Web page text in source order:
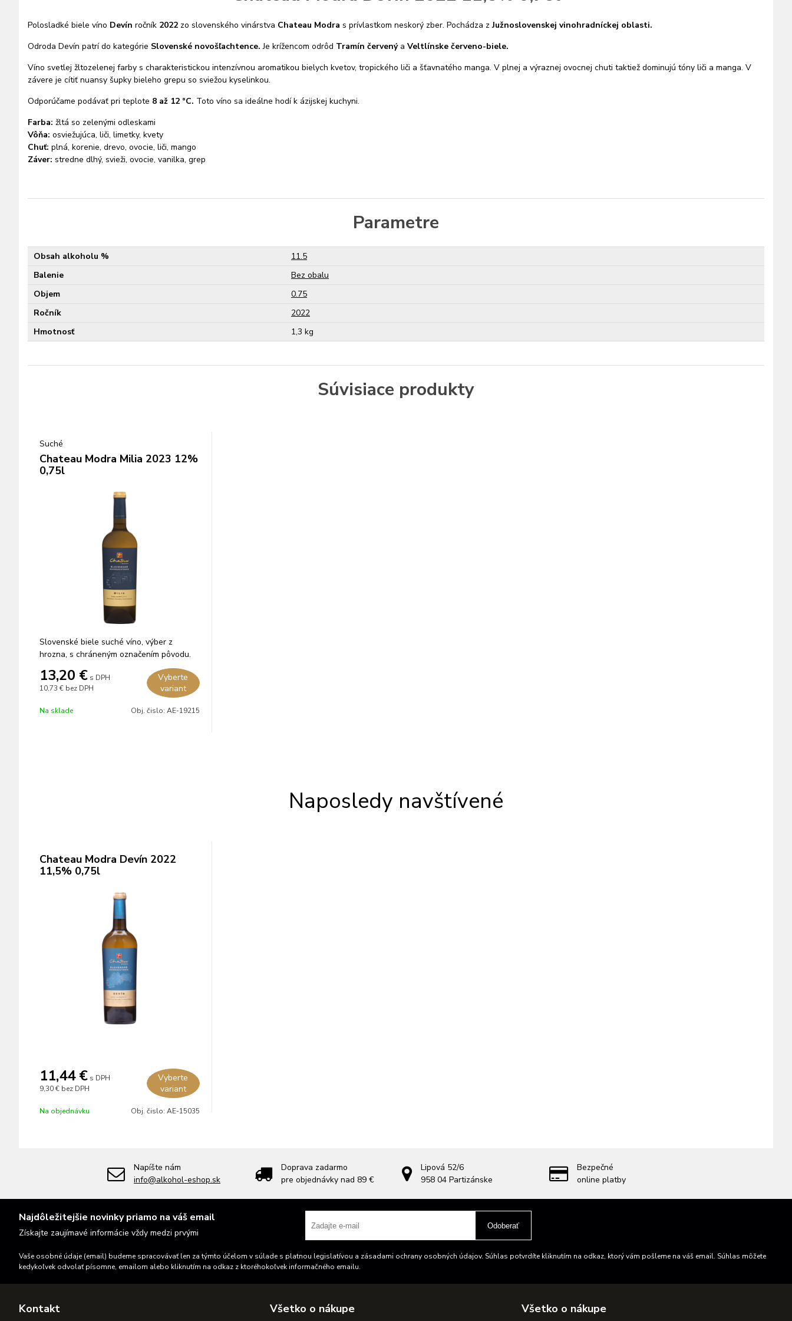
Polosladké biele víno Devín ročník 2022 zo slovenského vinárstva Chateau Modra s prívlastkom neskorý zber. Pochádza zJužnoslovenskej vinohradníckej oblasti.
Odroda Devín patrí do kategórie Slovenské novošľachtence. Je krížencom odrôd Tramín červenýa Veltlínske červeno-biele.
Víno svetlej žltozelenej farby s charakteristickou intenzívnou aromatikou bielych kvetov, tropického liči a šťavnatého manga. V plnej a výraznej ovocnej chuti taktiež dominujú tóny liči a manga. V
závere je cítiť nuansy šupky bieleho grepu so sviežou kyselinkou.
Odporúčame podávať pri teplote 8 až 12 °C. Toto víno sa ideálne hodí k ázijskej kuchyni.
Farba: žltá so zelenými odleskami
Vôňa: osviežujúca, liči, limetky, kvety
Chuť: plná, korenie, drevo, ovocie, liči, mango
Záver: stredne dlhý, svieži, ovocie, vanilka, grep
Parametre
Obsah alkoholu %
11.5
Balenie
Bez obalu
Objem
0.75
Ročník
2022
Hmotnosť
1,3 kg
Súvisiace produkty
Suché
Chateau Modra Milia 2023 12%
0,75l
Slovenské biele suché víno, výber z
hrozna, s chráneným označením pôvodu.
13,20 € s DPH
10,73 € bez DPH
Vyberte
variant
Na sklade Obj. čislo: AE-19215
Naposledy navštívené
Chateau Modra Devín 2022
11,5% 0,75l
11,44 € s DPH
9,30 € bez DPH
Vyberte
variant
Na objednávku Obj. čislo: AE-15035
Napíšte nám
info@alkohol-eshop.sk
Doprava zadarmo
pre objednávky nad 89 €
Lipová 52/6
958 04 Partizánske
Bezpečné
online platby
Najdôležitejšie novinky priamo na váš email
Získajte zaujímavé informácie vždy medzi prvými
Odoberať
Vaše osobné údaje (email) budeme spracovávať len za týmto účelom v súlade s platnou legislatívou a zásadami ochrany osobných údajov. Súhlas potvrdíte kliknutím na odkaz, ktorý vám pošleme na váš email. Súhlas môžete
kedykoľvek odvolať písomne, emailom alebo kliknutím na odkaz z ktoréhokoľvek informačného emailu.
Kontakt Všetko o nákupe Všetko o nákupe